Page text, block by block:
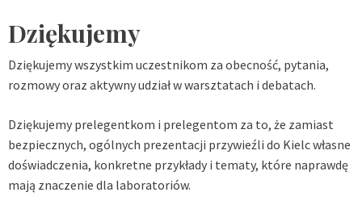
Dziękujemy
Dziękujemy wszystkim uczestnikom za obecność, pytania,
rozmowy oraz aktywny udział w warsztatach i debatach.
Dziękujemy prelegentkom i prelegentom za to, że zamiast
bezpiecznych, ogólnych prezentacji przywieźli do Kielc własne
doświadczenia, konkretne przykłady i tematy, które naprawdę
mają znaczenie dla laboratoriów.